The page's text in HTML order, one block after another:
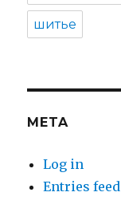
шитье
META
Log in
Entries feed